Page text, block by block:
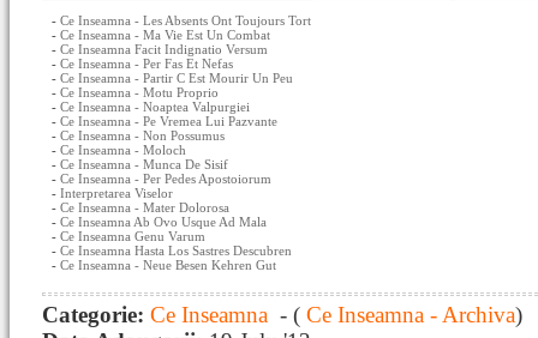
- Ce Inseamna - Les Absents Ont Toujours Tort
- Ce Inseamna - Ma Vie Est Un Combat
- Ce Inseamna Facit Indignatio Versum
- Ce Inseamna - Per Fas Et Nefas
- Ce Inseamna - Partir C Est Mourir Un Peu
- Ce Inseamna - Motu Proprio
- Ce Inseamna - Noaptea Valpurgiei
- Ce Inseamna - Pe Vremea Lui Pazvante
- Ce Inseamna - Non Possumus
- Ce Inseamna - Moloch
- Ce Inseamna - Munca De Sisif
- Ce Inseamna - Per Pedes Apostoiorum
- Interpretarea Viselor
- Ce Inseamna - Mater Dolorosa
- Ce Inseamna Ab Ovo Usque Ad Mala
- Ce Inseamna Genu Varum
- Ce Inseamna Hasta Los Sastres Descubren
- Ce Inseamna - Neue Besen Kehren Gut
Categorie: Ce Inseamna - ( Ce Inseamna - Archiva)